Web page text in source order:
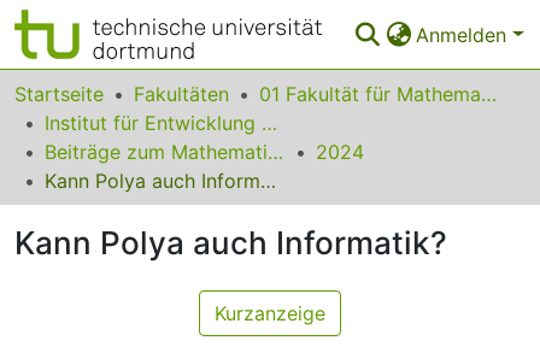
Anmelden
Bereiche & Sammlungen
Das gesamte Repositorium
Statistiken
FAQ
Zurück zur Startseite
Startseite Fakultäten
01 Fakultät für Mathematik
Institut für Entwicklung und Erforschung des Mathematikunterrichts
Beiträge zum Mathematikunterricht
2024
Kann Polya auch Informatik?
Kann Polya auch Informatik?
Kurzanzeige